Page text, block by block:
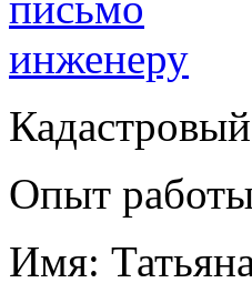
Опыт
Имя: